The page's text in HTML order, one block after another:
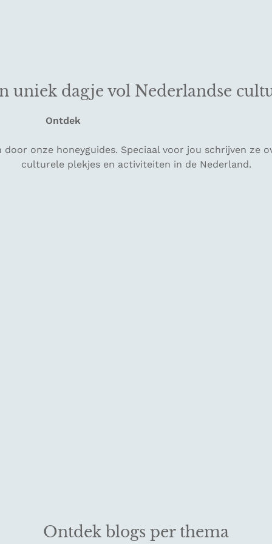
uniek dagje vol Nederlandse
Ontdek
door onze honeyguides. Speciaal voor jou schrijven ze
culturele plekjes en activiteiten in de Nederland.
Ontdek blogs per thema